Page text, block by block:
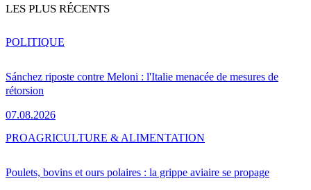
LES PLUS RÉCENTS
Sánchez riposte contre Meloni : l'Italie menacée de mesures de
rétorsion
07.08.2026
POLITIQUE
Poulets, bovins et ours polaires : la grippe aviaire se propage
PROAGRICULTURE & ALIMENTATION